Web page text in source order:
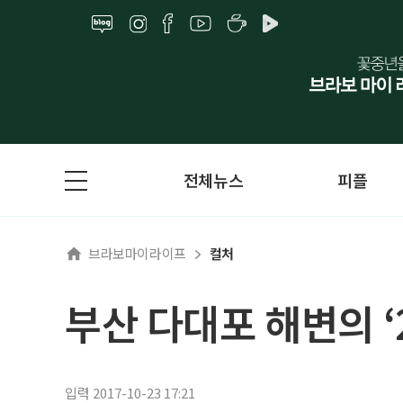
전체뉴스 피플
브라보마이라이프 컬처
부산 다대포 해변의
입력 2017-10-23 17:21